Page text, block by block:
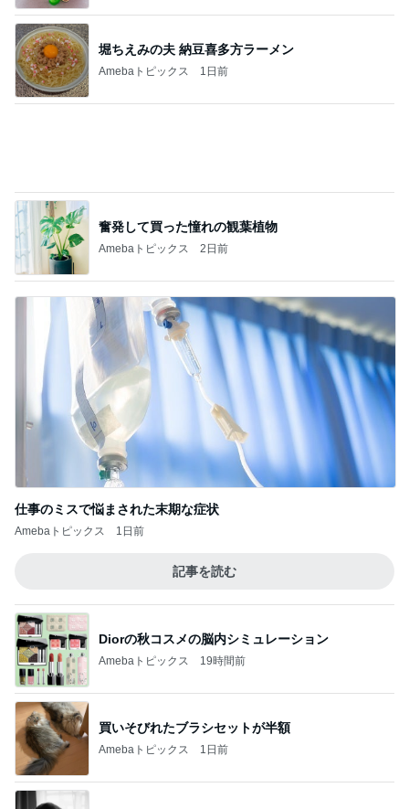
堀ちえみの夫 納豆喜多方ラーメン
Amebaトピックス 1日前
奮発して買った憧れの観葉植物
Amebaトピックス 2日前
仕事のミスで悩まされた末期な症状
Amebaトピックス 1日前
記事を読む
Diorの秋コスメの脳内シミュレーション
Amebaトピックス 19時間前
買いそびれたブラシセットが半額
Amebaトピックス 1日前